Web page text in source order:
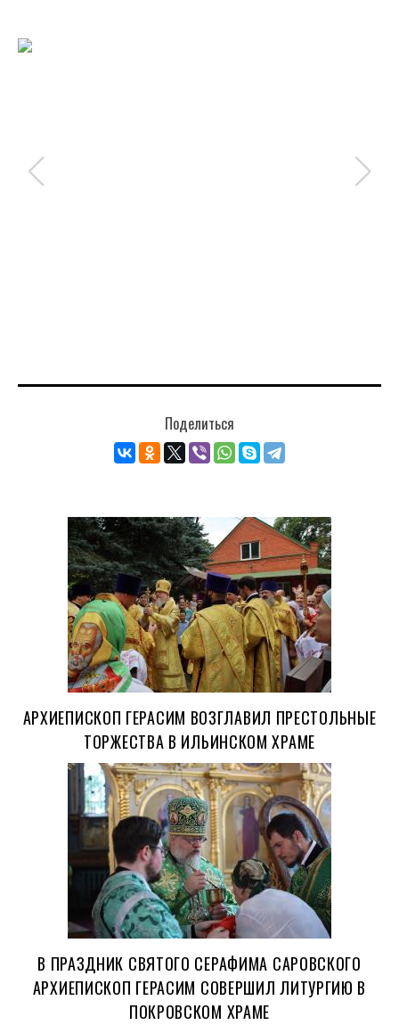
Поделиться
АРХИЕПИСКОП ГЕРАСИМ ВОЗГЛАВИЛ ПРЕСТОЛЬНЫЕ
ТОРЖЕСТВА В ИЛЬИНСКОМ ХРАМЕ
В ПРАЗДНИК СВЯТОГО СЕРАФИМА САРОВСКОГО
АРХИЕПИСКОП ГЕРАСИМ СОВЕРШИЛ ЛИТУРГИЮ В
ПОКРОВСКОМ ХРАМЕ